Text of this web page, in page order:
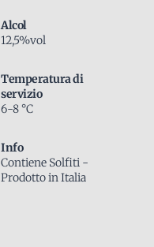
Alcol
12,5%vol
Temperatura di
servizio
6-8 °C
Info
Contiene Solfiti -
Prodotto in Italia